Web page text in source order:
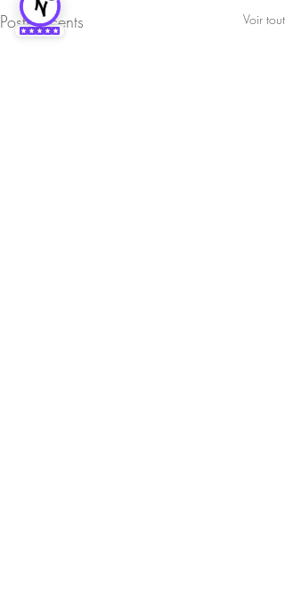
Posts récents Voir tout